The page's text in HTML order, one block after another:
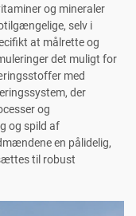
og mineraler
selv i
at målrette og
det muligt for
med
der
og
og spild af
en pålidelig,
til robust